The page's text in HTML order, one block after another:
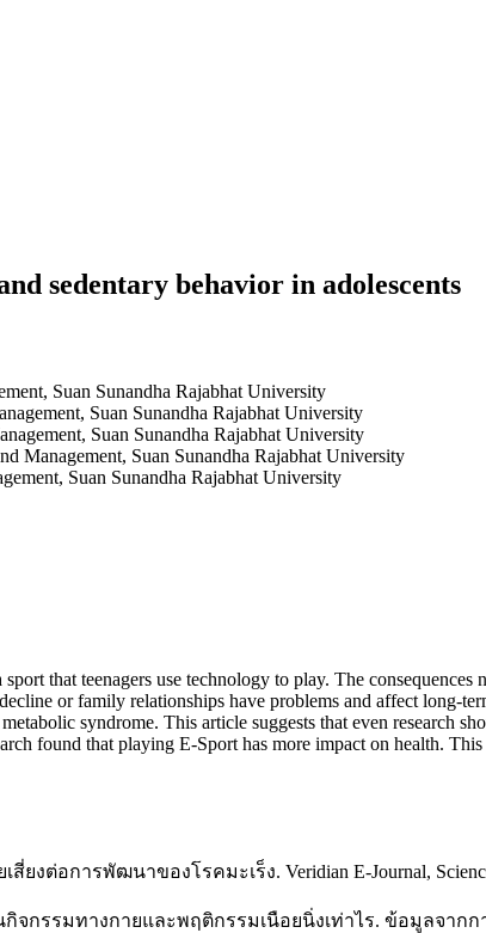
sedentary behavior in adolescents
Suan Sunandha Rajabhat University
Suan Sunandha Rajabhat University
Suan Sunandha Rajabhat University
Management, Suan Sunandha Rajabhat University
Suan Sunandha Rajabhat University
that teenagers use technology to play. The consequences
or family relationships have problems and affect long-
syndrome. This article suggests that even research
found that playing E-Sport has more impact on health.
ต่อการพัฒนาของโรคมะเร็ง. Veridian E-Journal, Science
กรรมทางกายและพฤติกรรมเนือยนิ่งเท่าไร. ข้อมูลจาก